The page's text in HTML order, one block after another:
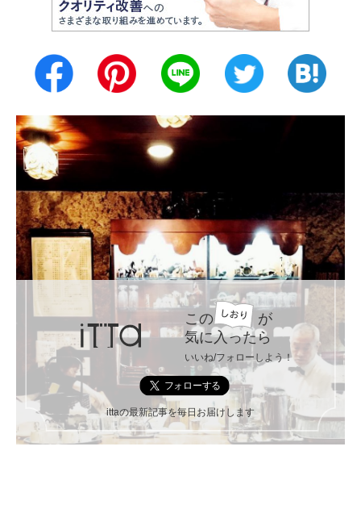
この
が
気に入ったら
いいね/フォローしよう！
ittaの最新記事を毎日お届けします